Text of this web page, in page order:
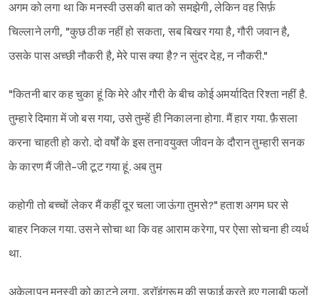
अगम को लगा था कि मनस्वी उसकी बात को समझेगी, लेकिन वह सिर्फ़
चिल्लाने लगी, "कुछ ठीक नहीं हो सकता, सब बिखर गया है, गौरी जवान है,
उसके पास अच्छी नौकरी है, मेरे पास क्या है? न सुंदर देह, न नौकरी."
"कितनी बार कह चुका हूं कि मेरे और गौरी के बीच कोई अमर्यादित रिश्ता नहीं है.
तुम्हारे दिमाग़ में जो बस गया, उसे तुम्हें ही निकालना होगा. मैं हार गया. फ़ैसला
करना चाहती हो करो. दो वर्षों के इस तनावयुक्त जीवन के दौरान तुम्हारी सनक
के कारण मैं जीते-जी टूट गया हूं. अब तुम
कहोगी तो बच्चों लेकर मैं कहीं दूर चला जाऊंगा तुमसे?" हताश अगम घर से
बाहर निकल गया. उसने सोचा था कि वह आराम करेगा, पर ऐसा सोचना ही व्यर्थ
था.